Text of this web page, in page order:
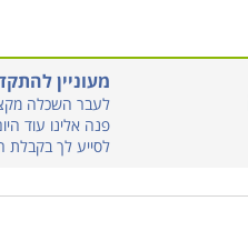
מעוניין
לעבר השכלה
פנה אלינו עוד
לסייע לך